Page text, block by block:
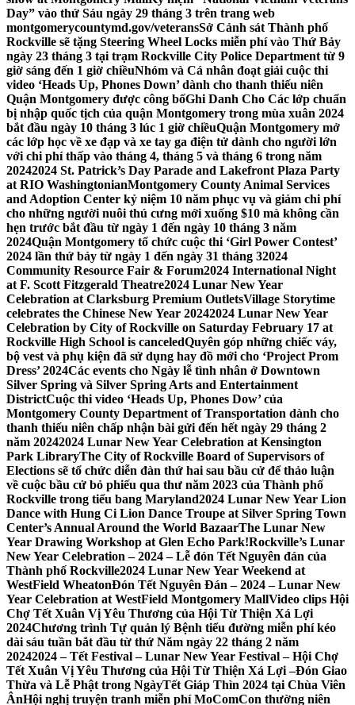
Day” vào thứ Sáu ngày 29 tháng 3 trên trang web
montgomerycountymd.gov/veteransSở Cảnh sát Thành phố
Rockville sẽ tặng Steering Wheel Locks miễn phí vào Thứ Bảy
ngày 23 tháng 3 tại trạm Rockville City Police Department từ 9
giờ sáng đến 1 giờ chiềuNhóm và Cá nhân đoạt giải cuộc thi
video ‘Heads Up, Phones Down’ dành cho thanh thiếu niên
Quận Montgomery được công bốGhi Danh Cho Các lớp chuẩn
bị nhập quốc tịch của quận Montgomery trong mùa xuân 2024
bắt đầu ngày 10 tháng 3 lúc 1 giờ chiềuQuận Montgomery mở
các lớp học về xe đạp và xe tay ga điện tử dành cho người lớn
với chi phí thấp vào tháng 4, tháng 5 và tháng 6 trong năm
20242024 St. Patrick’s Day Parade and Lakefront Plaza Party
at RIO WashingtonianMontgomery County Animal Services
and Adoption Center kỷ niệm 10 năm phục vụ và giảm chi phí
cho những người nuôi thú cưng mới xuống $10 mà không cần
hẹn trước bắt đầu từ ngày 1 đến ngày 10 tháng 3 năm
2024Quận Montgomery tổ chức cuộc thi ‘Girl Power Contest’
2024 lần thứ bảy từ ngày 1 đến ngày 31 tháng 32024
Community Resource Fair & Forum2024 International Night
at F. Scott Fitzgerald Theatre2024 Lunar New Year
Celebration at Clarksburg Premium OutletsVillage Storytime
celebrates the Chinese New Year 20242024 Lunar New Year
Celebration by City of Rockville on Saturday February 17 at
Rockville High School is canceledQuyên góp những chiếc váy,
bộ vest và phụ kiện đã sử dụng hay đồ mới cho ‘Project Prom
Dress’ 2024Các events cho Ngày lễ tình nhân ở Downtown
Silver Spring và Silver Spring Arts and Entertainment
DistrictCuộc thi video ‘Heads Up, Phones Dow’ của
Montgomery County Department of Transportation dành cho
thanh thiếu niên chấp nhận bài gửi đến hết ngày 29 tháng 2
năm 20242024 Lunar New Year Celebration at Kensington
Park LibraryThe City of Rockville Board of Supervisors of
Elections sẽ tổ chức diễn đàn thứ hai sau bầu cử để thảo luận
về cuộc bầu cử bỏ phiếu qua thư năm 2023 của Thành phố
Rockville trong tiểu bang Maryland2024 Lunar New Year Lion
Dance with Hung Ci Lion Dance Troupe at Silver Spring Town
Center’s Annual Around the World BazaarThe Lunar New
Year Drawing Workshop at Glen Echo Park!Rockville’s Lunar
New Year Celebration – 2024 – Lễ đón Tết Nguyên đán của
Thành phố Rockville2024 Lunar New Year Weekend at
WestField WheatonĐón Tết Nguyên Đán – 2024 – Lunar New
Year Celebration at WestField Montgomery MallVideo clips Hội
Chợ Tết Xuân Vị Yêu Thương của Hội Từ Thiện Xá Lợi
2024Chương trình Tự quản lý Bệnh tiểu đường miễn phí kéo
dài sáu tuần bắt đầu từ thứ Năm ngày 22 tháng 2 năm
20242024 – Tết Festival – Lunar New Year Festival – Hội Chợ
Tết Xuân Vị Yêu Thương của Hội Từ Thiện Xá Lợi –Đón Giao
Thừa và Lễ Phật trong NgàyTết Giáp Thìn 2024 tại Chùa Viên
ÂnHội nghị truyện tranh miễn phí MoComCon thường niên